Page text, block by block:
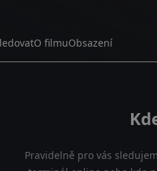
O filmuObsazení
Pravidelně pro vás